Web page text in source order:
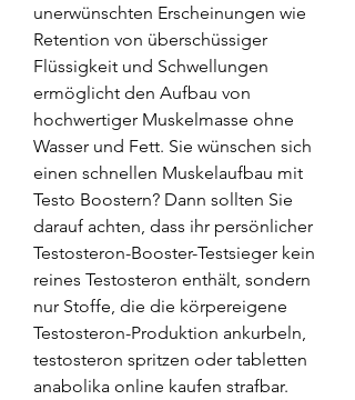
unerwünschten Erscheinungen wie
Retention von überschüssiger
Flüssigkeit und Schwellungen
ermöglicht den Aufbau von
hochwertiger Muskelmasse ohne
Wasser und Fett. Sie wünschen sich
einen schnellen Muskelaufbau mit
Testo Boostern? Dann sollten Sie
darauf achten, dass ihr persönlicher
Testosteron-Booster-Testsieger kein
reines Testosteron enthält, sondern
nur Stoffe, die die körpereigene
Testosteron-Produktion ankurbeln,
testosteron spritzen oder tabletten
anabolika online kaufen strafbar.